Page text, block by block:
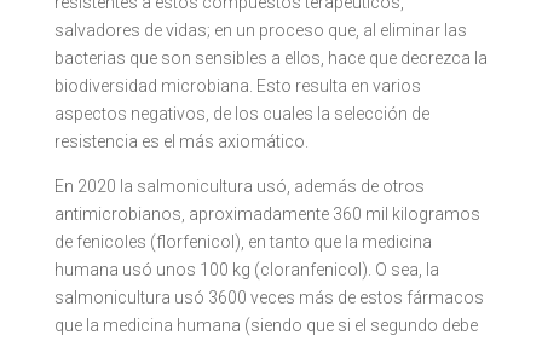
salvadores de vidas; en un proceso que, al eliminar las
bacterias que son sensibles a ellos, hace que decrezca la
biodiversidad microbiana. Esto resulta en varios
aspectos negativos, de los cuales la selección de
resistencia es el más axiomático.
En 2020 la salmonicultura usó, además de otros
antimicrobianos, aproximadamente 360 mil kilogramos
de fenicoles (florfenicol), en tanto que la medicina
humana usó unos 100 kg (cloranfenicol). O sea, la
salmonicultura usó 3600 veces más de estos fármacos
que la medicina humana (siendo que si el segundo debe